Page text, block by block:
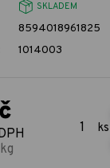
SKLADEM
8594018961825
1014003
ks